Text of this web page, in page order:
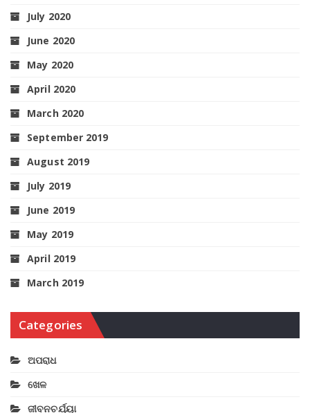
July 2020
June 2020
May 2020
April 2020
March 2020
September 2019
August 2019
July 2019
June 2019
May 2019
April 2019
March 2019
Categories
ଅପରାଧ
ଖେଳ
ଜୀବନଚର୍ଯ୍ୟା